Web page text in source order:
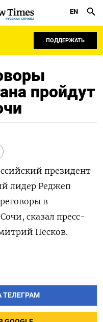
РУССКАЯ СЛУЖБА
EN
ПОДДЕРЖАТЬ
пройдут
президент
лидер Реджеп
в
сказал пресс-
Песков.
ТЕЛЕГРАМ